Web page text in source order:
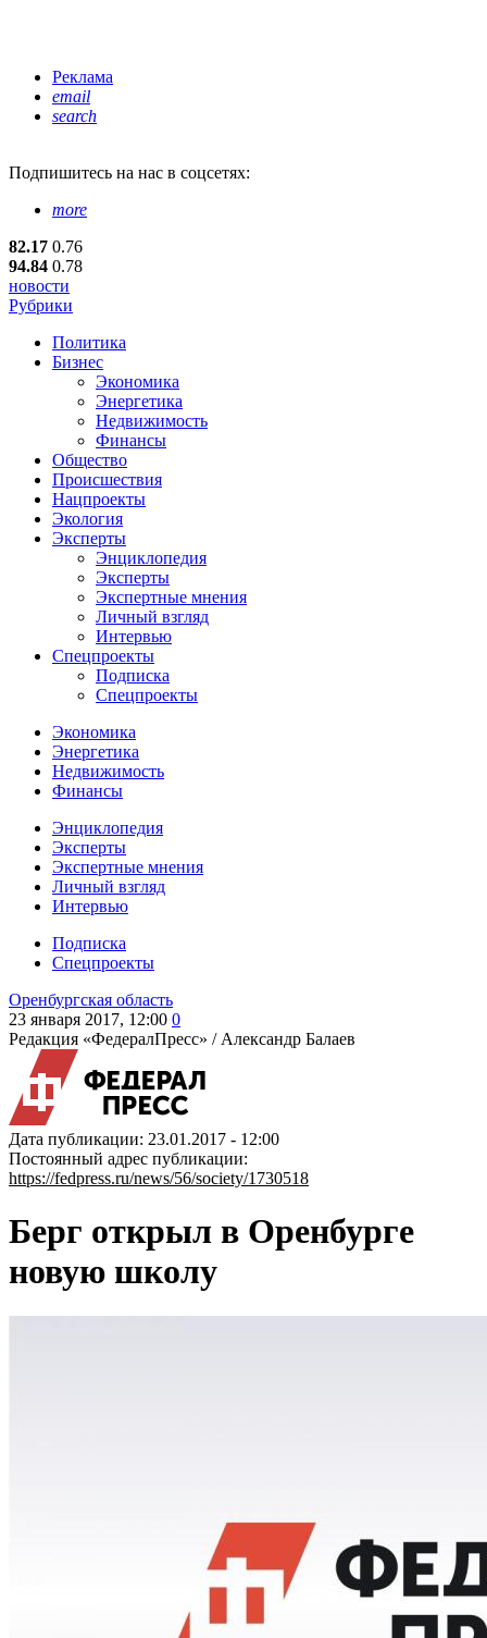
Реклама
email
search
Подпишитесь на нас в соцсетях:
more
82.17 0.76
94.84 0.78
новости
Рубрики
Политика
Бизнес
Экономика
Энергетика
Недвижимость
Финансы
Общество
Происшествия
Нацпроекты
Экология
Эксперты
Энциклопедия
Эксперты
Экспертные мнения
Личный взгляд
Интервью
Спецпроекты
Подписка
Спецпроекты
Экономика
Энергетика
Недвижимость
Финансы
Энциклопедия
Эксперты
Экспертные мнения
Личный взгляд
Интервью
Подписка
Спецпроекты
Оренбургская область
23 января 2017, 12:00 0
Редакция «ФедералПресс» / Александр Балаев
Дата публикации: 23.01.2017 - 12:00
Постоянный адрес публикации:
https://fedpress.ru/news/56/society/1730518
Берг открыл в Оренбурге
новую школу